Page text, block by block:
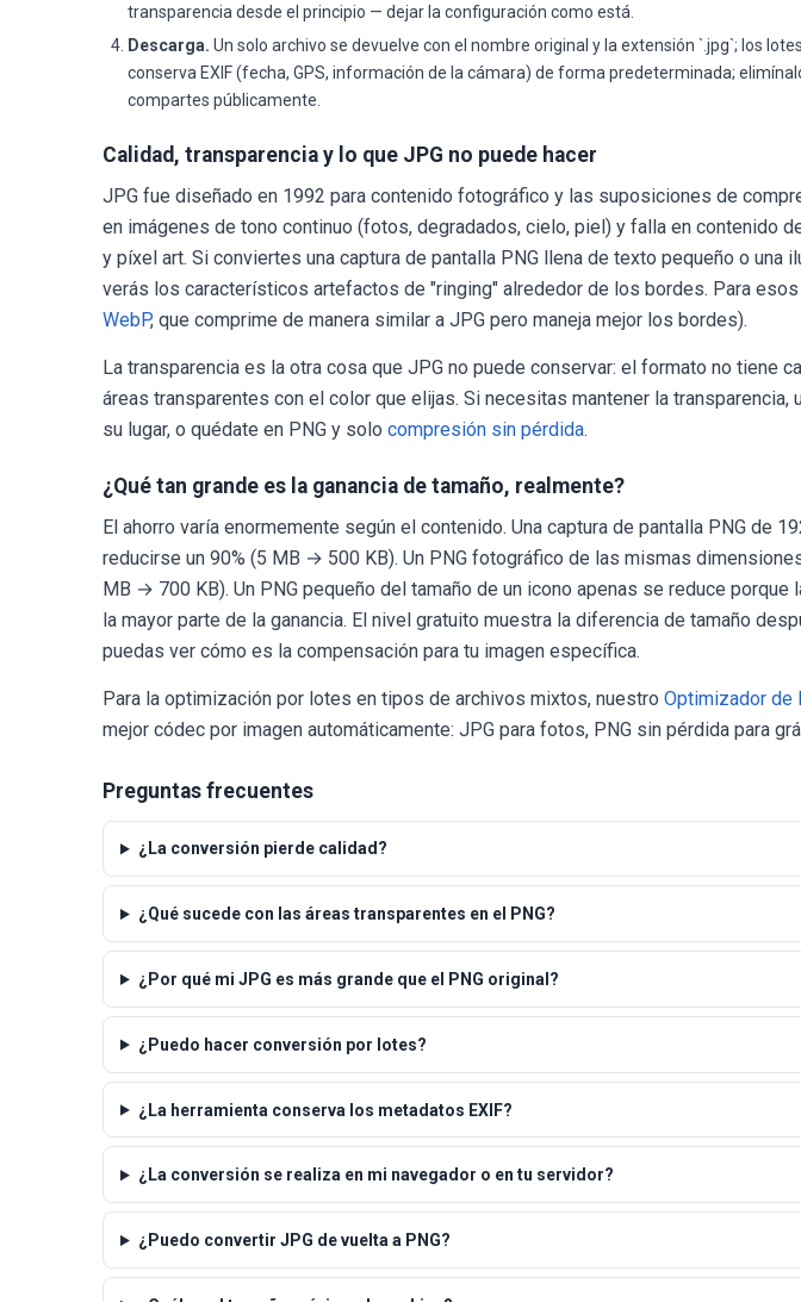
transparencia desde el principio — dejar la configuración como está.
Descarga. Un solo archivo se devuelve con el nombre original y la extensión `.jpg`; los
conserva EXIF (fecha, GPS, información de la cámara) de forma predeterminada;
compartes públicamente.
Calidad, transparencia y lo que JPG no puede hacer
JPG fue diseñado en 1992 para contenido fotográfico y las suposiciones de
en imágenes de tono continuo (fotos, degradados, cielo, piel) y falla en contenido
y píxel art. Si conviertes una captura de pantalla PNG llena de texto pequeño o una
verás los característicos artefactos de "ringing" alrededor de los bordes. Para
WebP, que comprime de manera similar a JPG pero maneja mejor los bordes).
La transparencia es la otra cosa que JPG no puede conservar: el formato no tiene
áreas transparentes con el color que elijas. Si necesitas mantener la transparencia,
su lugar, o quédate en PNG y solo compresión sin pérdida.
¿Qué tan grande es la ganancia de tamaño, realmente?
El ahorro varía enormemente según el contenido. Una captura de pantalla PNG de
reducirse un 90% (5 MB → 500 KB). Un PNG fotográfico de las mismas
MB → 700 KB). Un PNG pequeño del tamaño de un icono apenas se reduce
la mayor parte de la ganancia. El nivel gratuito muestra la diferencia de tamaño
puedas ver cómo es la compensación para tu imagen específica.
Para la optimización por lotes en tipos de archivos mixtos, nuestro Optimizador de
mejor códec por imagen automáticamente: JPG para fotos, PNG sin pérdida para
Preguntas frecuentes
¿La conversión pierde calidad?
¿Qué sucede con las áreas transparentes en el PNG?
¿Por qué mi JPG es más grande que el PNG original?
¿Puedo hacer conversión por lotes?
¿La herramienta conserva los metadatos EXIF?
¿La conversión se realiza en mi navegador o en tu servidor?
¿Puedo convertir JPG de vuelta a PNG?